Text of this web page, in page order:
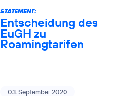
STATEMENT:
Entscheidung des
EuGH zu
Roamingtarifen
03. September 2020